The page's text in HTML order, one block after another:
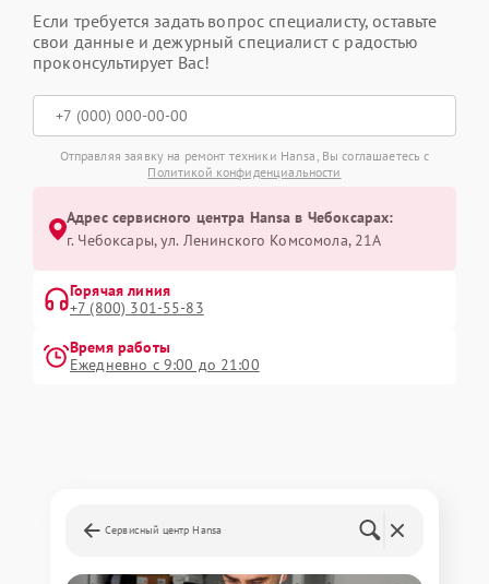
Если требуется задать вопрос специалисту, оставьте
свои данные и дежурный специалист с радостью
проконсультирует Вас!
Отправляя заявку на ремонт техники Hansa, Вы соглашаетесь с
Политикой конфиденциальности
Адрес сервисного центра Hansa в Чебоксарах:
г. Чебоксары, ул. Ленинского Комсомола, 21А
Горячая линия
+7 (800) 301-55-83
Время работы
Ежедневно с 9:00 до 21:00
Сервисный центр Hansa